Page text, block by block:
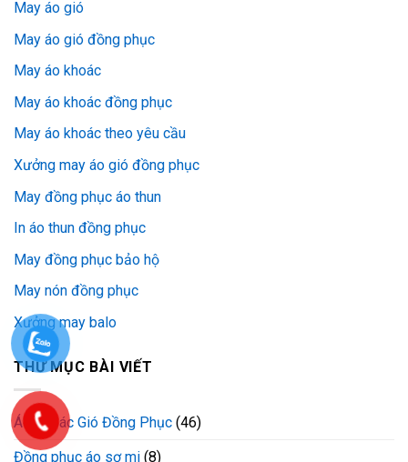
May áo gió
May áo gió đồng phục
May áo khoác
May áo khoác đồng phục
May áo khoác theo yêu cầu
Xưởng may áo gió đồng phục
May đồng phục áo thun
In áo thun đồng phục
May đồng phục bảo hộ
May nón đồng phục
Xưởng may balo
THƯ MỤC BÀI VIẾT
Áo Khoác Gió Đồng Phục (46)
Đồng phục áo sơ mi (8)